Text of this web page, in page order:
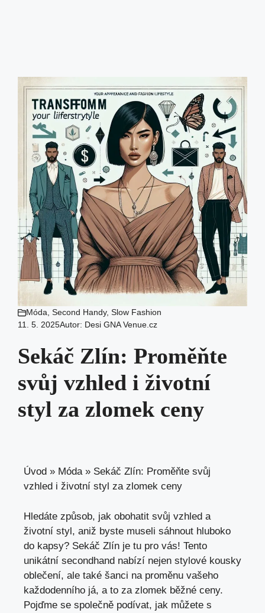
Móda Second Handy, Slow Fashion
11. 5. 2025Autor: Desi GNA Venue.cz
Sekáč Zlín: Proměňte
svůj vzhled i životní
styl za zlomek ceny
Úvod » Móda» Sekáč Zlín: Proměňte svůj
vzhled i životní styl za zlomek ceny
Hledáte způsob, jak obohatit svůj vzhled a
životní styl, aniž byste museli ‍sáhnout hluboko
do kapsy?‌ Sekáč ⁢Zlín je tu pro vás! Tento
⁤unikátní secondhand nabízí nejen stylové‍ kousky
oblečení, ale také ⁢šanci na proměnu ‌vašeho
každodenního já, a to za zlomek běžné ceny.
Pojďme se společně podívat,⁢ jak můžete ​s